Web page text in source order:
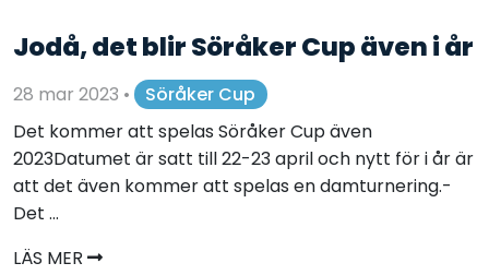
Jodå, det blir Söråker Cup även i år
28 mar 2023 •
Söråker Cup
Det kommer att spelas Söråker Cup även
2023Datumet är satt till 22-23 april och nytt för i år är
att det även kommer att spelas en damturnering.-
Det ...
LÄS MER